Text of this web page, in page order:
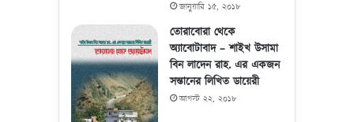
জানুয়ারি ১৫, ২০১৮
তোরাবোরা থেকে
অ্যাবোটাবাদ – শাইখ উসামা
বিন লাদেন রাহ. এর একজন
সন্তানের লিখিত ডায়েরী
আগস্ট ২২, ২০১৮